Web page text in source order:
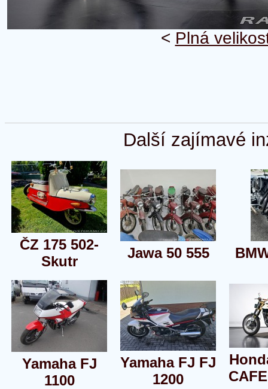
< Plná
Další zajímavé
ČZ 175 502-
Skutr
Jawa 50 555
Yamaha FJ
1100
Yamaha FJ FJ
1200